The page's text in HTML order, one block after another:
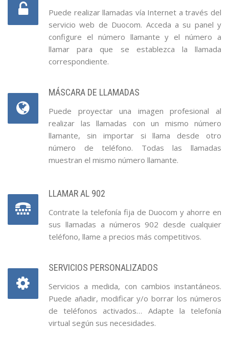
Puede realizar llamadas vía Internet a través del
servicio web de Duocom. Acceda a su panel y
configure el número llamante y el número a
llamar para que se establezca la llamada
correspondiente.
MÁSCARA DE LLAMADAS
Puede proyectar una imagen profesional al
realizar las llamadas con un mismo número
llamante, sin importar si llama desde otro
número de teléfono. Todas las llamadas
muestran el mismo número llamante.
LLAMAR AL 902
Contrate la telefonía fija de Duocom y ahorre en
sus llamadas a números 902 desde cualquier
teléfono, llame a precios más competitivos.
SERVICIOS PERSONALIZADOS
Servicios a medida, con cambios instantáneos.
Puede añadir, modificar y/o borrar los números
de teléfonos activados… Adapte la telefonía
virtual según sus necesidades.